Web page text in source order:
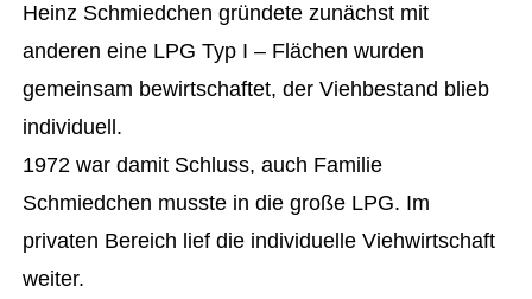
Heinz Schmiedchen gründete zunächst mit
anderen eine LPG Typ I – Flächen wurden
gemeinsam bewirtschaftet, der Viehbestand blieb
individuell.
1972 war damit Schluss, auch Familie
Schmiedchen musste in die große LPG. Im
privaten Bereich lief die individuelle Viehwirtschaft
weiter.